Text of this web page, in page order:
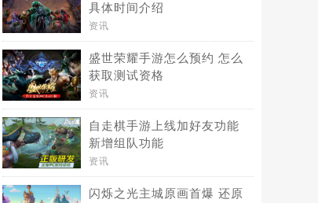
具体时间介绍
资讯
盛世荣耀手游怎么预约 怎么
获取测试资格
资讯
自走棋手游上线加好友功能
新增组队功能
资讯
闪烁之光主城原画首爆 还原